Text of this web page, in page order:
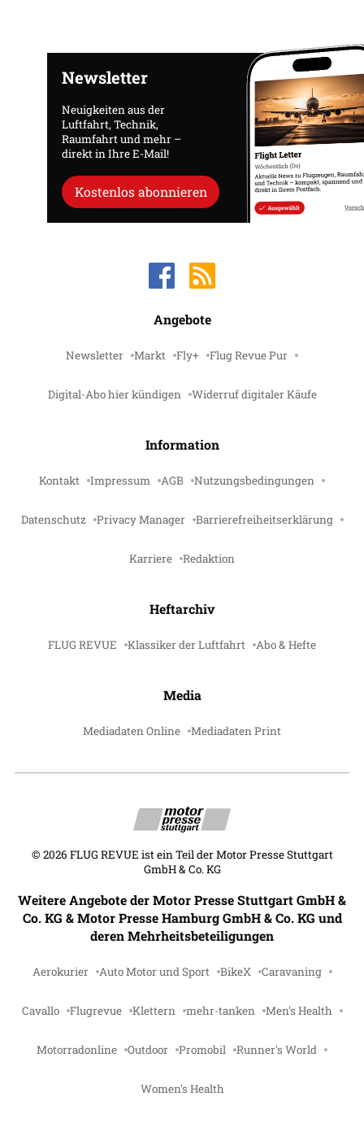
Newsletter
Neuigkeiten aus der
Luftfahrt, Technik,
Raumfahrt und mehr –
direkt in Ihre E-Mail!
Kostenlos abonnieren
Angebote
Newsletter Markt Fly+ Flug Revue Pur
Digital-Abo hier kündigen Widerruf digitaler Käufe
Information
Kontakt Impressum AGB Nutzungsbedingungen
Datenschutz Privacy Manager Barrierefreiheitserklärung
Karriere Redaktion
Heftarchiv
FLUG REVUE Klassiker der Luftfahrt Abo & Hefte
Media
Mediadaten Online Mediadaten Print
© 2026 FLUG REVUE ist ein Teil der Motor Presse Stuttgart
GmbH & Co. KG
Weitere Angebote der Motor Presse Stuttgart GmbH &
Co. KG & Motor Presse Hamburg GmbH & Co. KG und
deren Mehrheitsbeteiligungen
Aerokurier Auto Motor und Sport BikeX Caravaning
Cavallo Flugrevue Klettern mehr-tanken Men's Health
Motorradonline Outdoor Promobil Runner's World
Women's Health